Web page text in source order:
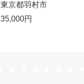
東京都羽村市
35,000円